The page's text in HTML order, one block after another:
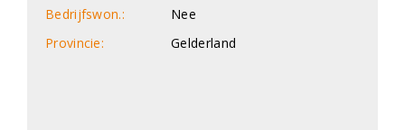
Bedrijfswon.:
Nee
Provincie:
Gelderland